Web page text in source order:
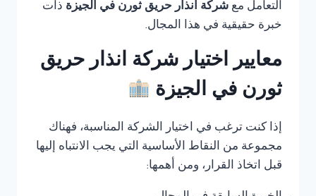
التعامل مع شركة انذار حريق ثورن في الجيزة ذات
خبرة حقيقية في هذا المجال.
معايير اختيار شركة انذار حريق
ثورن في الجيزة
إذا كنت ترغب في اختيار الشركة المناسبة، فهناك
مجموعة من النقاط الأساسية التي يجب الانتباه إليها
قبل اتخاذ القرار، ومن أهمها: